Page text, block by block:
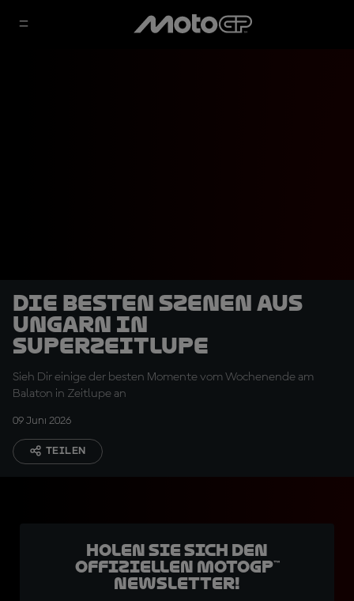
Die besten Szenen aus
Ungarn in
Superzeitlupe
Sieh Dir einige der besten Momente vom Wochenende am
Balaton in Zeitlupe an
09 Juni 2026
TEILEN
Holen Sie sich den
offiziellen MotoGP™
Newsletter!